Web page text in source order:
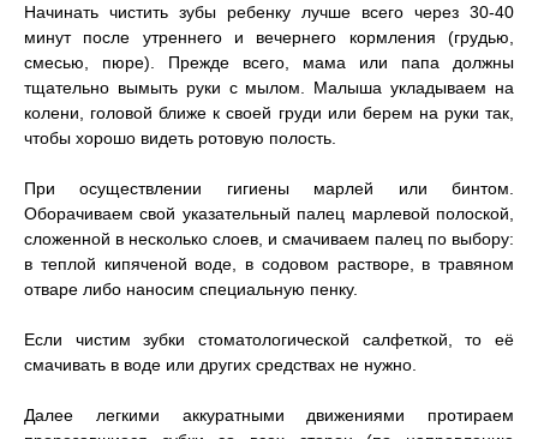
Начинать чистить зубы ребенку лучше всего через 30-40
минут после утреннего и вечернего кормления (грудью,
смесью, пюре). Прежде всего, мама или папа должны
тщательно вымыть руки с мылом. Малыша укладываем на
колени, головой ближе к своей груди или берем на руки так,
чтобы хорошо видеть ротовую полость.
При осуществлении гигиены марлей или бинтом.
Оборачиваем свой указательный палец марлевой полоской,
сложенной в несколько слоев, и смачиваем палец по выбору:
в теплой кипяченой воде, в содовом растворе, в травяном
отваре либо наносим специальную пенку.
Если чистим зубки стоматологической салфеткой, то её
смачивать в воде или других средствах не нужно.
Далее легкими аккуратными движениями протираем